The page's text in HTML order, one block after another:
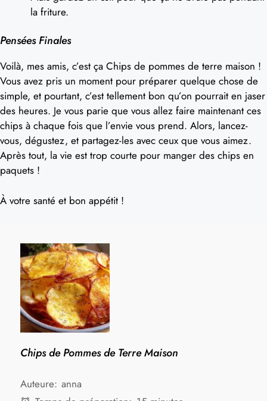
la friture.
Pensées Finales
Voilà, mes amis, c’est ça Chips de pommes de terre maison !
Vous avez pris un moment pour préparer quelque chose de
simple, et pourtant, c’est tellement bon qu’on pourrait en jaser
des heures. Je vous parie que vous allez faire maintenant ces
chips à chaque fois que l’envie vous prend. Alors, lancez-
vous, dégustez, et partagez-les avec ceux que vous aimez.
Après tout, la vie est trop courte pour manger des chips en
paquets !
À votre santé et bon appétit !
Chips de Pommes de Terre Maison
Auteure: anna